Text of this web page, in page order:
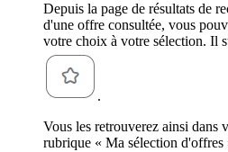
Depuis la page de résultats de
d'une offre consultée, vous
votre choix à votre sélection. Il
.
Vous les retrouverez ainsi dans
rubrique « Ma sélection d'offres